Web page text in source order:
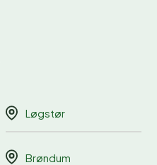
Løgstør
Brøndum